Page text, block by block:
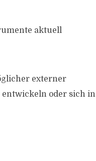
aktuell
externer
entwickeln oder sich in